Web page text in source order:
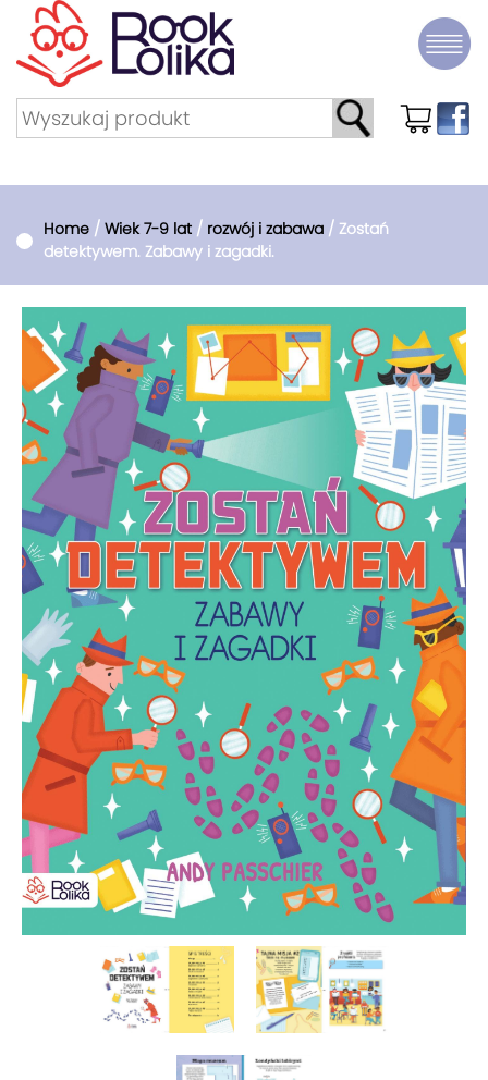
Home / Wiek 7-9 lat / rozwój i zabawa / Zostań
detektywem. Zabawy i zagadki.